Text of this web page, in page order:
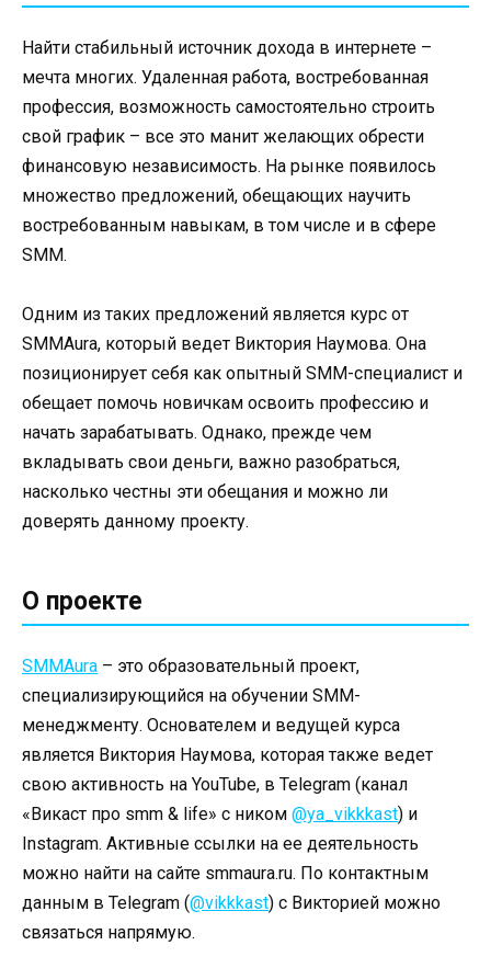
Найти стабильный источник дохода в интернете –
мечта многих. Удаленная работа, востребованная
профессия, возможность самостоятельно строить
свой график – все это манит желающих обрести
финансовую независимость. На рынке появилось
множество предложений, обещающих научить
востребованным навыкам, в том числе и в сфере
SMM.
Одним из таких предложений является курс от
SMMAura, который ведет Виктория Наумова. Она
позиционирует себя как опытный SMM-специалист и
обещает помочь новичкам освоить профессию и
начать зарабатывать. Однако, прежде чем
вкладывать свои деньги, важно разобраться,
насколько честны эти обещания и можно ли
доверять данному проекту.
О проекте
SMMAura – это образовательный проект,
специализирующийся на обучении SMM-
менеджменту. Основателем и ведущей курса
является Виктория Наумова, которая также ведет
свою активность на YouTube, в Telegram (канал
«Викаст про smm & life» с ником @ya_vikkkast) и
Instagram. Активные ссылки на ее деятельность
можно найти на сайте smmaura.ru. По контактным
данным в Telegram (@vikkkast) с Викторией можно
связаться напрямую.